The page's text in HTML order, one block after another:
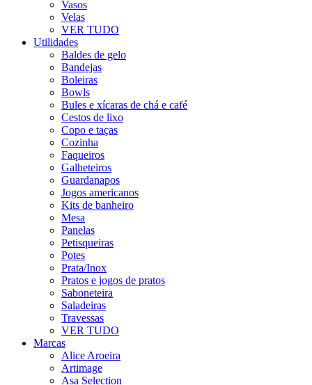
Vasos
Velas
VER TUDO
Utilidades
Baldes de gelo
Bandejas
Boleiras
Bowls
Bules e xícaras de chá e café
Cestos de lixo
Copo e taças
Cozinha
Faqueiros
Galheteiros
Guardanapos
Jogos americanos
Kits de banheiro
Mesa
Panelas
Petisqueiras
Potes
Prata/Inox
Pratos e jogos de pratos
Saboneteira
Saladeiras
Travessas
VER TUDO
Marcas
Alice Aroeira
Artimage
Asa Selection